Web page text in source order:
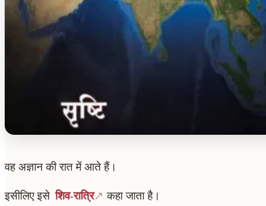
वह अज्ञान की रात में आते हैं।
इसीलिए इसे शिव-रात्रि कहा जाता है।